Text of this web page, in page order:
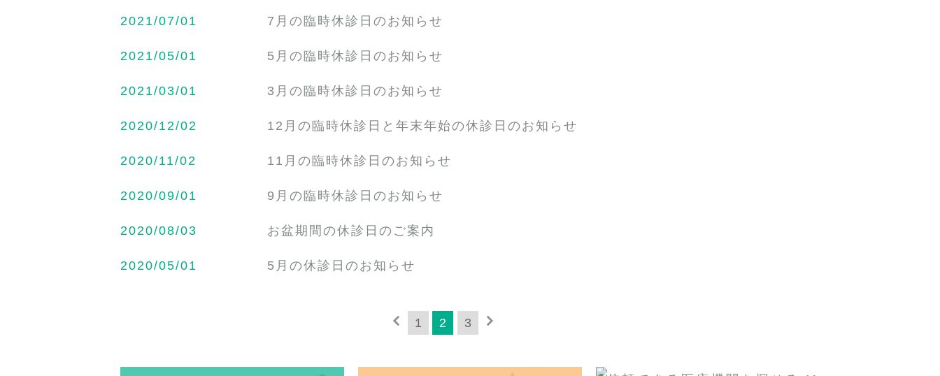
2021/07/01 7月の臨時休診日のお知らせ
2021/05/01 5月の臨時休診日のお知らせ
2021/03/01 3月の臨時休診日のお知らせ
2020/12/02 12月の臨時休診日と年末年始の休診日のお知らせ
2020/11/02 11月の臨時休診日のお知らせ
2020/09/01 9月の臨時休診日のお知らせ
2020/08/03 お盆期間の休診日のご案内
2020/05/01 5月の休診日のお知らせ
1 2 3